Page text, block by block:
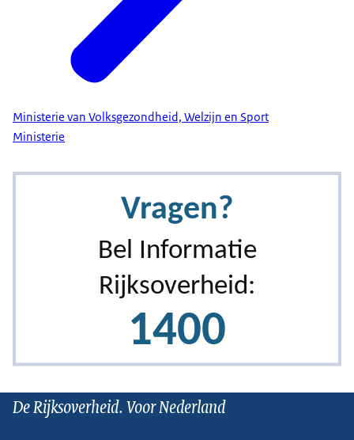
Ministerie van Volksgezondheid, Welzijn en Sport
Ministerie
De Rijksoverheid. Voor Nederland